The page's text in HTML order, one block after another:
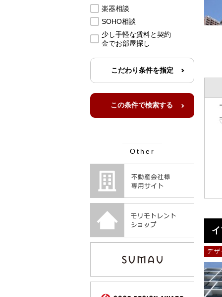
デ
楽器相談
SOHO相談
少し手軽な賃料と契約
金でお部屋探し
こだわり条件を指定
Other